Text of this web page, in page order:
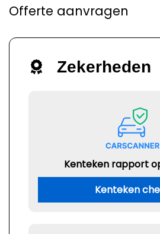
Offerte aanvragen
Zekerheden
Kenteken rapport
Kenteken